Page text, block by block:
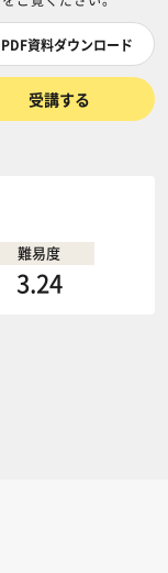
PDF資料ダウンロード
受講する
難易度
3.24